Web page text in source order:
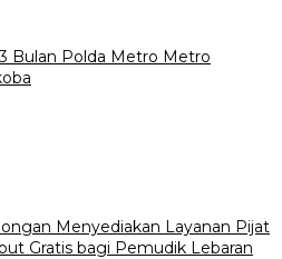
Bulan Polda Metro Metro
Menyediakan Layanan Pijat
Gratis bagi Pemudik Lebaran